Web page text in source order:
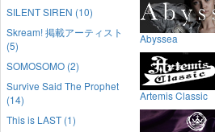
SILENT SIREN (10)
Skream! 掲載アーティスト
(5)
SOMOSOMO (2)
Survive Said The Prophet
(14)
This is LAST (1)
Abyssea
Artemis Classic